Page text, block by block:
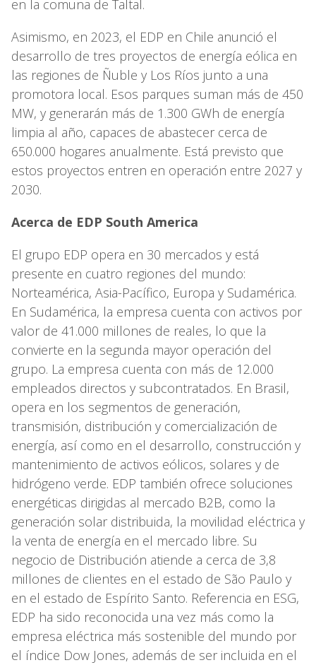
en la comuna de Taltal.
Asimismo, en 2023, el EDP en Chile anunció el
desarrollo de tres proyectos de energía eólica en
las regiones de Ñuble y Los Ríos junto a una
promotora local. Esos parques suman más de 450
MW, y generarán más de 1.300 GWh de energía
limpia al año, capaces de abastecer cerca de
650.000 hogares anualmente. Está previsto que
estos proyectos entren en operación entre 2027 y
2030.
Acerca de EDP South America
El grupo EDP opera en 30 mercados y está
presente en cuatro regiones del mundo:
Norteamérica, Asia-Pacífico, Europa y Sudamérica.
En Sudamérica, la empresa cuenta con activos por
valor de 41.000 millones de reales, lo que la
convierte en la segunda mayor operación del
grupo. La empresa cuenta con más de 12.000
empleados directos y subcontratados. En Brasil,
opera en los segmentos de generación,
transmisión, distribución y comercialización de
energía, así como en el desarrollo, construcción y
mantenimiento de activos eólicos, solares y de
hidrógeno verde. EDP también ofrece soluciones
energéticas dirigidas al mercado B2B, como la
generación solar distribuida, la movilidad eléctrica y
la venta de energía en el mercado libre. Su
negocio de Distribución atiende a cerca de 3,8
millones de clientes en el estado de São Paulo y
en el estado de Espírito Santo. Referencia en ESG,
EDP ha sido reconocida una vez más como la
empresa eléctrica más sostenible del mundo por
el índice Dow Jones, además de ser incluida en el